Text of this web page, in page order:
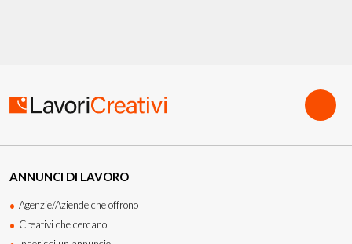
ANNUNCI DI LAVORO
Agenzie/Aziende che offrono
Creativi che cercano